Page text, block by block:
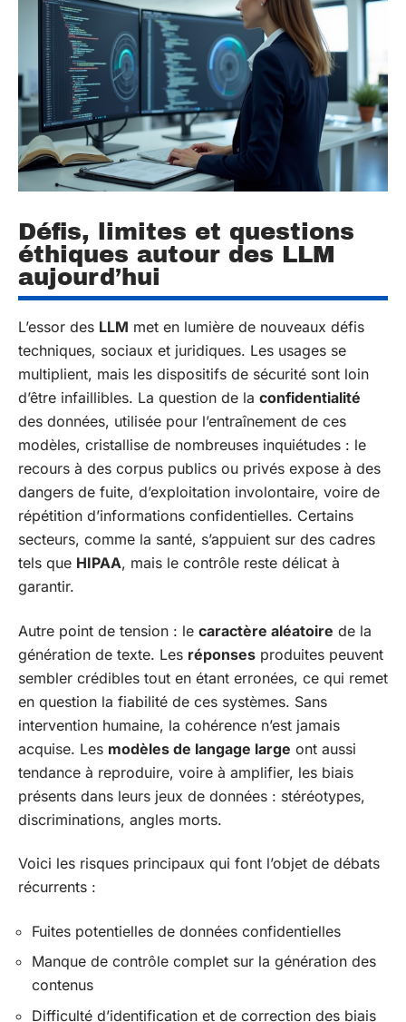
Défis, limites et questions
éthiques autour des LLM
aujourd’hui
L’essor des LLM met en lumière de nouveaux défis
techniques, sociaux et juridiques. Les usages se
multiplient, mais les dispositifs de sécurité sont loin
d’être infaillibles. La question de la confidentialité
des données, utilisée pour l’entraînement de ces
modèles, cristallise de nombreuses inquiétudes : le
recours à des corpus publics ou privés expose à des
dangers de fuite, d’exploitation involontaire, voire de
répétition d’informations confidentielles. Certains
secteurs, comme la santé, s’appuient sur des cadres
tels que HIPAA, mais le contrôle reste délicat à
garantir.
Autre point de tension : le caractère aléatoire de la
génération de texte. Les réponses produites peuvent
sembler crédibles tout en étant erronées, ce qui remet
en question la fiabilité de ces systèmes. Sans
intervention humaine, la cohérence n’est jamais
acquise. Les modèles de langage large ont aussi
tendance à reproduire, voire à amplifier, les biais
présents dans leurs jeux de données : stéréotypes,
discriminations, angles morts.
Voici les risques principaux qui font l’objet de débats
récurrents :
Fuites potentielles de données confidentielles
Manque de contrôle complet sur la génération des
contenus
Difficulté d’identification et de correction des biais